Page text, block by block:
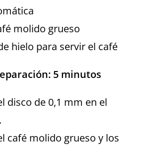
molido grueso
hielo para servir el café
5 minutos
disco de 0,1 mm en el
.
café molido grueso y los